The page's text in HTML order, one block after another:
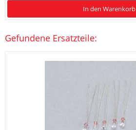
In den Warenkorb
Gefundene Ersatzteile: